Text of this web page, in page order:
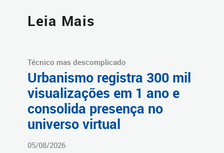
Leia Mais
Técnico mas descomplicado
Urbanismo registra 300 mil
visualizações em 1 ano e
consolida presença no
universo virtual
05/08/2026